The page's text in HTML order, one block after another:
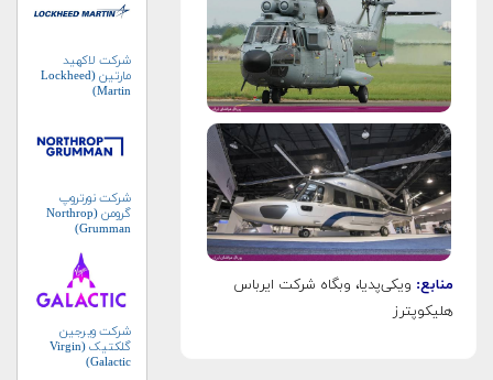
منابع: ویکی‌پدیا، وبگاه شرکت ایرباس
هلیکوپترز
شرکت لاکهید
مارتین (Lockheed
Martin)
شرکت نورتروپ
گرومن (Northrop
Grumman)
شرکت ویرجین
گلکتیک (Virgin
Galactic)